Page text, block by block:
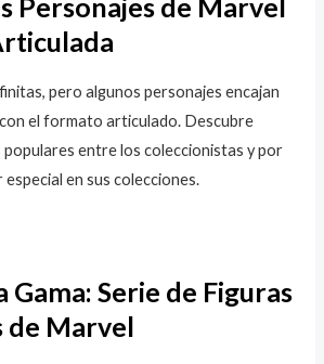
pero algunos personajes encajan
el formato articulado. Descubre
populares entre los coleccionistas y por
en sus colecciones.
Gama: Serie de Figuras
de Marvel